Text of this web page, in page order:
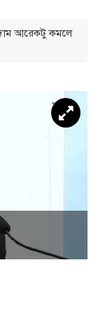
আরেকটু কমলে